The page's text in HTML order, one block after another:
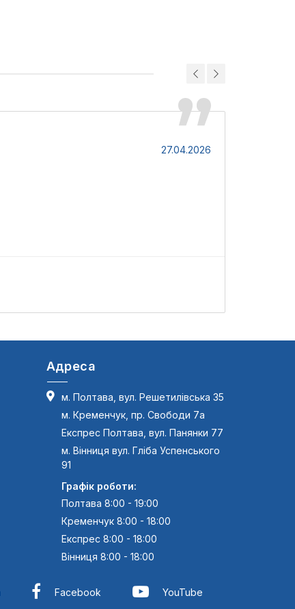
27.04.2026
Адреса
м. Полтава, вул. Решетилівська 35
м. Кременчук, пр. Свободи 7а
Експрес Полтава, вул. Панянки 77
м. Вінниця вул. Гліба Успенського
91
Графік роботи:
Полтава 8:00 - 19:00
Кременчук 8:00 - 18:00
Експрес 8:00 - 18:00
Вінниця 8:00 - 18:00
Facebook YouTube